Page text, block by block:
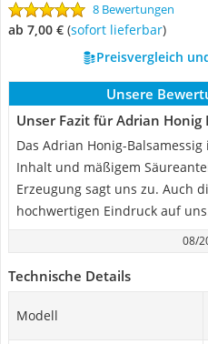
8 Bewertungen
ab 7,00 € ( Sofort lieferbar)
Preisvergleich
Unsere
Unser Fazit für Adrian Honig
Das Adrian Honig-
Inhalt und mäßigem
Erzeugung sagt uns zu. Auch
hochwertigen Eindruck auf
08/
Technische Details
Modell